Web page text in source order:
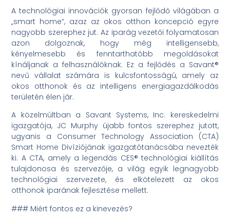
A technológiai innovációk gyorsan fejlődő világában a
„smart home”, azaz az okos otthon koncepció egyre
nagyobb szerephez jut. Az iparág vezetői folyamatosan
azon dolgoznak, hogy még intelligensebb,
kényelmesebb és fenntarthatóbb megoldásokat
kínáljanak a felhasználóknak. Ez a fejlődés a Savant®
nevű vállalat számára is kulcsfontosságú, amely az
okos otthonok és az intelligens energiagazdálkodás
területén élen jár.
A közelmúltban a Savant Systems, Inc. kereskedelmi
igazgatója, JC Murphy újabb fontos szerephez jutott,
ugyanis a Consumer Technology Association (CTA)
Smart Home Divíziójának igazgatótanácsába nevezték
ki. A CTA, amely a legendás CES® technológiai kiállítás
tulajdonosa és szervezője, a világ egyik legnagyobb
technológiai szervezete, és elkötelezett az okos
otthonok iparának fejlesztése mellett.
### Miért fontos ez a kinevezés?